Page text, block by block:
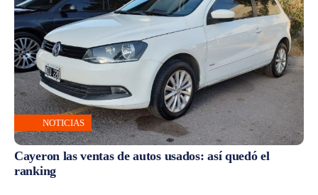
NOTICIAS
Cayeron las ventas de autos usados: así quedó el
ranking